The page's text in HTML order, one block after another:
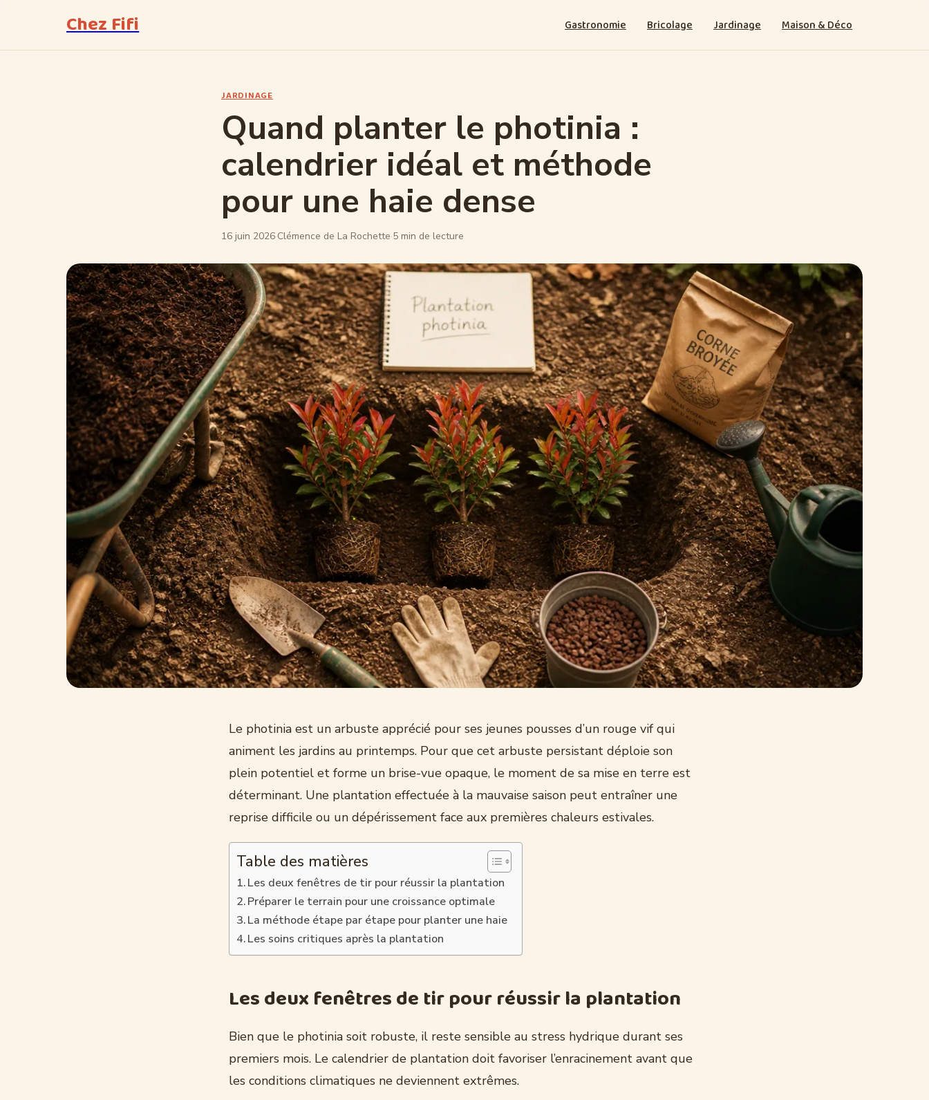
Chez Fifi Gastronomie Bricolage Jardinage Maison & Déco
JARDINAGE
Quand planter le photinia :
calendrier idéal et méthode
pour une haie dense
16 juin 2026·Clémence de La Rochette·5 min de lecture
Le photinia est un arbuste apprécié pour ses jeunes pousses d’un rouge vif qui
animent les jardins au printemps. Pour que cet arbuste persistant déploie son
plein potentiel et forme un brise-vue opaque, le moment de sa mise en terre est
déterminant. Une plantation effectuée à la mauvaise saison peut entraîner une
reprise difficile ou un dépérissement face aux premières chaleurs estivales.
Table des matières
Les deux fenêtres de tir pour réussir la plantation
Préparer le terrain pour une croissance optimale
La méthode étape par étape pour planter une haie
Les soins critiques après la plantation
Les deux fenêtres de tir pour réussir la plantation
Bien que le photinia soit robuste, il reste sensible au stress hydrique durant ses
premiers mois. Le calendrier de plantation doit favoriser l’enracinement avant que
les conditions climatiques ne deviennent extrêmes.